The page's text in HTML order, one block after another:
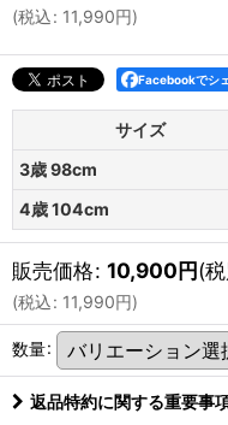
(税込: 11,990円)
Facebookでシ
サイズ
3歳 98cm
4歳 104cm
販売価格: 10,900円(
(税込: 11,990円)
数量:
返品特約に関する重要事